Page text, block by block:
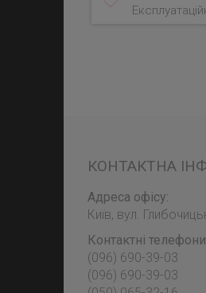
КОНТАКТНА
Адреса офісу:
Київ, вул.
Контактні
(096) 690-39-03
‎(096) 690-39-03